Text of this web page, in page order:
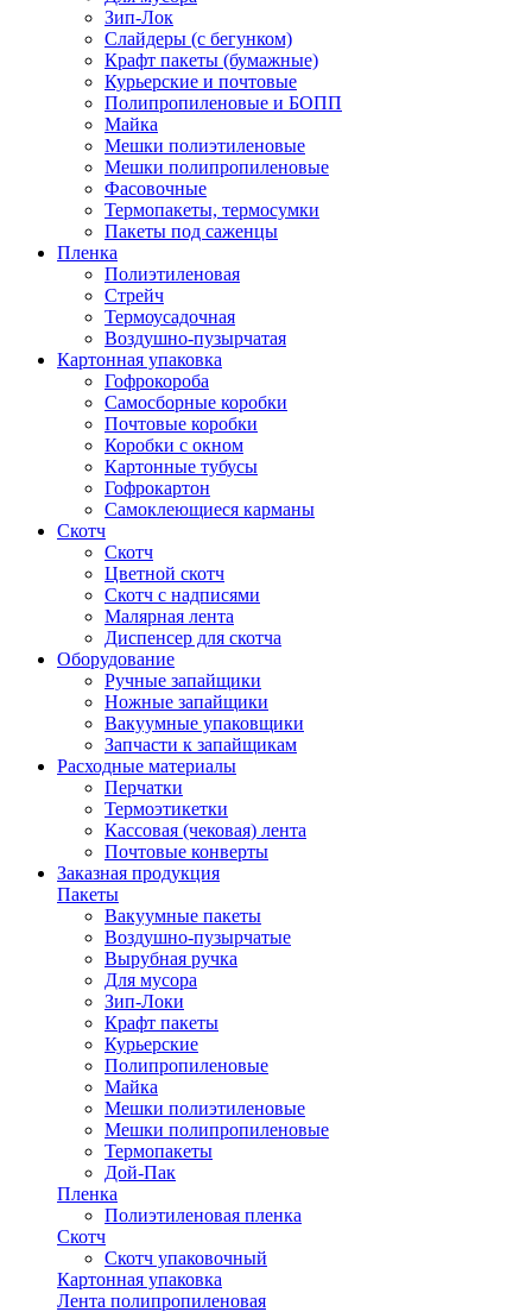
Зип-Лок
Слайдеры (с бегунком)
Крафт пакеты (бумажные)
Курьерские и почтовые
Полипропиленовые и БОПП
Майка
Мешки полиэтиленовые
Мешки полипропиленовые
Фасовочные
Термопакеты, термосумки
Пакеты под саженцы
Пленка
Полиэтиленовая
Стрейч
Термоусадочная
Воздушно-пузырчатая
Картонная упаковка
Гофрокороба
Самосборные коробки
Почтовые коробки
Коробки с окном
Картонные тубусы
Гофрокартон
Самоклеющиеся карманы
Скотч
Скотч
Цветной скотч
Скотч с надписями
Малярная лента
Диспенсер для скотча
Оборудование
Ручные запайщики
Ножные запайщики
Вакуумные упаковщики
Запчасти к запайщикам
Расходные материалы
Перчатки
Термоэтикетки
Кассовая (чековая) лента
Почтовые конверты
Заказная продукция
Пакеты
Вакуумные пакеты
Воздушно-пузырчатые
Вырубная ручка
Для мусора
Зип-Локи
Крафт пакеты
Курьерские
Полипропиленовые
Майка
Мешки полиэтиленовые
Мешки полипропиленовые
Термопакеты
Дой-Пак
Пленка
Полиэтиленовая пленка
Скотч
Скотч упаковочный
Картонная упаковка
Лента полипропиленовая